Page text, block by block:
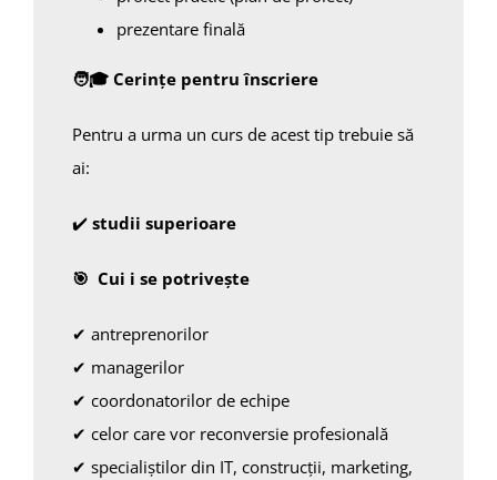
prezentare finală
🧑🎓Cerințe pentru înscriere
Pentru a urma un curs de acest tip trebuie să
ai:
✔️ studii superioare
🎯 Cui i se potrivește
✔ antreprenorilor
✔ managerilor
✔ coordonatorilor de echipe
✔ celor care vor reconversie profesională
✔ specialiștilor din IT, construcții, marketing,